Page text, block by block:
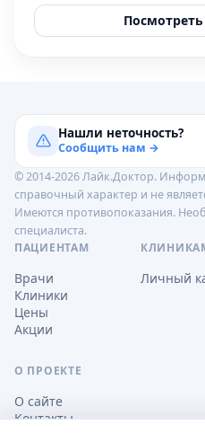
Нашли неточность?
Сообщить нам →
© 2014-2026 Лайк.Доктор.
справочный характер и не
Имеются противопоказания.
специалиста.
ПАЦИЕНТАМ
Врачи
Клиники
Цены
Акции
Личный
О ПРОЕКТЕ
О сайте
Контакты